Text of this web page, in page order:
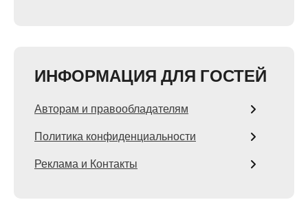
ИНФОРМАЦИЯ ДЛЯ ГОСТЕЙ
Авторам и правообладателям
Политика конфиденциальности
Реклама и Контакты